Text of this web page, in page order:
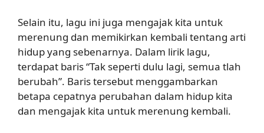
Selain itu, lagu ini juga mengajak kita untuk
merenung dan memikirkan kembali tentang arti
hidup yang sebenarnya. Dalam lirik lagu,
terdapat baris “Tak seperti dulu lagi, semua tlah
berubah”. Baris tersebut menggambarkan
betapa cepatnya perubahan dalam hidup kita
dan mengajak kita untuk merenung kembali.